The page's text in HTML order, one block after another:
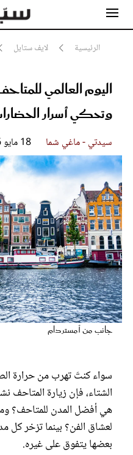
الرئيسية لايف ستايل
اليوم العالمي
وتحكي أسرار
سيدتي - ماغي شما 18 مايو 2026
جانب من أمستردام
سواء كنتَ تهرب من حرارة
الشتاء، فإن زيارة المتاحف
هي أفضل المدن للمتاحف؟
لعشاق الفن؟ بينما تزخر كل
بعضها يتفوق على غيره.
مشاهير
أناقة
جمال
صحة ورشاقة
سيدتي وطفلك
لايف ستايل
بلس+
فيديو
مطبخ سيدتي
مقالات الرأي
ستايل
تقارير
عروس سيدتي